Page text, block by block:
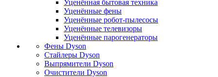
Уценённая бытовая техника
Уценённые фены
Уценённые робот-пылесосы
Уценённые телевизоры
Уценённые парогенераторы
Фены Dyson
Стайлеры Dyson
Выпрямители Dyson
Очистители Dyson